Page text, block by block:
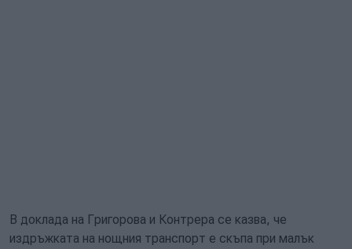
В доклада на Григорова и Контрера се казва, че
издръжката на нощния транспорт е скъпа при малък